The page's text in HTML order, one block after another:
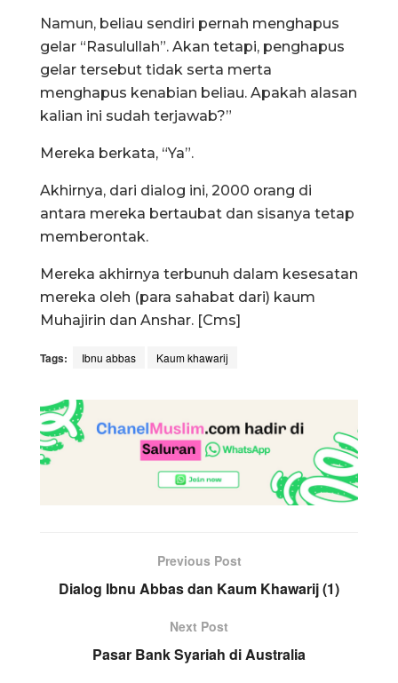
Namun, beliau sendiri pernah menghapus
gelar “Rasulullah”. Akan tetapi, penghapus
gelar tersebut tidak serta merta
menghapus kenabian beliau. Apakah alasan
kalian ini sudah terjawab?”
Mereka berkata, “Ya”.
Akhirnya, dari dialog ini, 2000 orang di
antara mereka bertaubat dan sisanya tetap
memberontak.
Mereka akhirnya terbunuh dalam kesesatan
mereka oleh (para sahabat dari) kaum
Muhajirin dan Anshar. [Cms]
Tags: Ibnu abbas Kaum khawarij
Previous Post
Dialog Ibnu Abbas dan Kaum Khawarij (1)
Next Post
Pasar Bank Syariah di Australia